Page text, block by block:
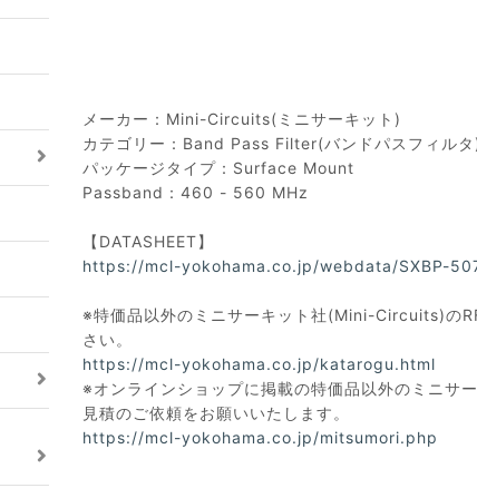
メーカー：Mini-Circuits(ミニサーキット)
カテゴリー：Band Pass Filter(バンドパスフィルタ
パッケージタイプ：Surface Mount
Passband：460 - 560 MHz
【DATASHEET】
https://mcl-yokohama.co.jp/webdata/SXBP-
※特価品以外のミニサーキット社(Mini-Circuits)の
さい。
https://mcl-yokohama.co.jp/katarogu.html
※オンラインショップに掲載の特価品以外のミニサ
見積のご依頼をお願いいたします。
https://mcl-yokohama.co.jp/mitsumori.php